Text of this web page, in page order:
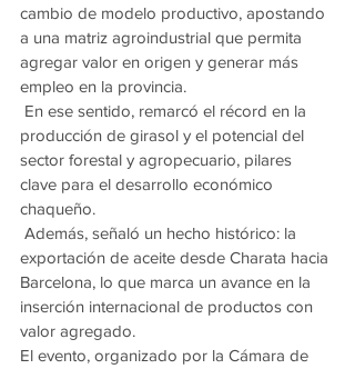
cambio de modelo productivo, apostando
a una matriz agroindustrial que permita
agregar valor en origen y generar más
empleo en la provincia.
producción de girasol y el potencial del
sector forestal y agropecuario, pilares
clave para el desarrollo económico
chaqueño.
exportación de aceite desde Charata hacia
Barcelona, lo que marca un avance en la
inserción internacional de productos con
valor agregado.
El evento, organizado por la Cámara de